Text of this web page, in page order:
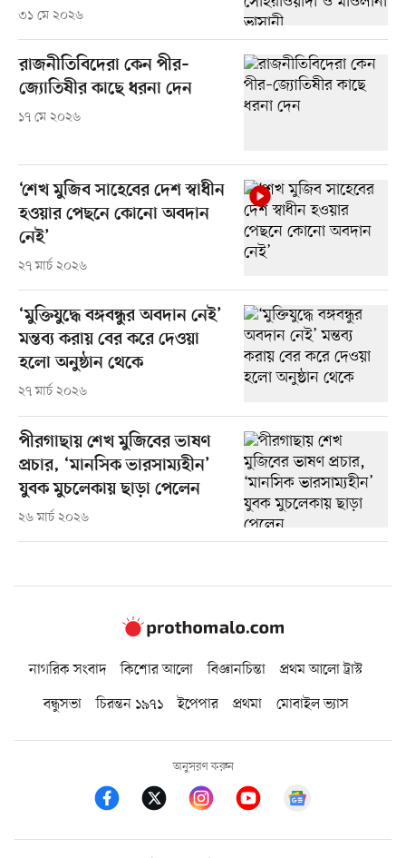
৩১ মে ২০২৬
রাজনীতিবিদেরা কেন পীর–
জ্যোতিষীর কাছে ধরনা দেন
১৭ মে ২০২৬
‘শেখ মুজিব সাহেবের দেশ স্বাধীন
হওয়ার পেছনে কোনো অবদান
নেই’
২৭ মার্চ ২০২৬
‘মুক্তিযুদ্ধে বঙ্গবন্ধুর অবদান নেই’
মন্তব্য করায় বের করে দেওয়া
হলো অনুষ্ঠান থেকে
২৭ মার্চ ২০২৬
পীরগাছায় শেখ মুজিবের ভাষণ
প্রচার, ‘মানসিক ভারসাম্যহীন’
যুবক মুচলেকায় ছাড়া পেলেন
২৬ মার্চ ২০২৬
নাগরিক সংবাদ কিশোর আলো বিজ্ঞানচিন্তা
প্রথম আলো ট্রাস্ট
বন্ধুসভা
চিরন্তন ১৯৭১ ইপেপার প্রথমা মোবাইল ভ্যাস
অনুসরণ করুন